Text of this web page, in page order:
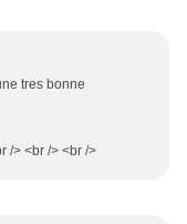
tres bonne
/> <br />